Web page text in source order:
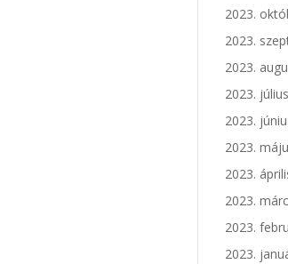
2023.
2023.
2023.
2023. július
2023.
2023.
2023.
2023.
2023.
2023.